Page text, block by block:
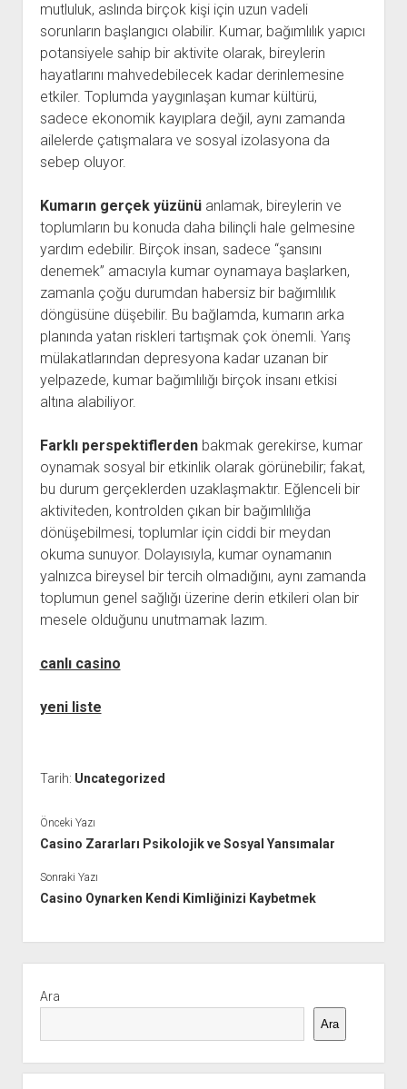
mutluluk, aslında birçok kişi için uzun vadeli
sorunların başlangıcı olabilir. Kumar, bağımlılık yapıcı
potansiyele sahip bir aktivite olarak, bireylerin
hayatlarını mahvedebilecek kadar derinlemesine
etkiler. Toplumda yaygınlaşan kumar kültürü,
sadece ekonomik kayıplara değil, aynı zamanda
ailelerde çatışmalara ve sosyal izolasyona da
sebep oluyor.
Kumarın gerçek yüzünüanlamak, bireylerin ve
toplumların bu konuda daha bilinçli hale gelmesine
yardım edebilir. Birçok insan, sadece “şansını
denemek” amacıyla kumar oynamaya başlarken,
zamanla çoğu durumdan habersiz bir bağımlılık
döngüsüne düşebilir. Bu bağlamda, kumarın arka
planında yatan riskleri tartışmak çok önemli. Yarış
mülakatlarından depresyona kadar uzanan bir
yelpazede, kumar bağımlılığı birçok insanı etkisi
altına alabiliyor.
Farklı perspektiflerdenbakmak gerekirse, kumar
oynamak sosyal bir etkinlik olarak görünebilir; fakat,
bu durum gerçeklerden uzaklaşmaktır. Eğlenceli bir
aktiviteden, kontrolden çıkan bir bağımlılığa
dönüşebilmesi, toplumlar için ciddi bir meydan
okuma sunuyor. Dolayısıyla, kumar oynamanın
yalnızca bireysel bir tercih olmadığını, aynı zamanda
toplumun genel sağlığı üzerine derin etkileri olan bir
mesele olduğunu unutmamak lazım.
canlı casino
yeni liste
Tarih: Uncategorized
Önceki Yazı
Casino Zararları Psikolojik ve Sosyal Yansımalar
Sonraki Yazı
Casino Oynarken Kendi Kimliğinizi Kaybetmek
Menü
Ara
Ara